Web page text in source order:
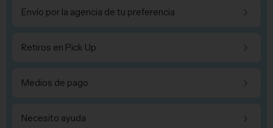
Envío por la agencia de tu preferencia
Retiros en Pick Up
Medios de pago
Necesito ayuda